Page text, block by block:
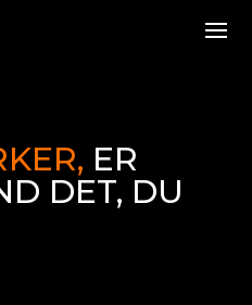
ER
DET, DU